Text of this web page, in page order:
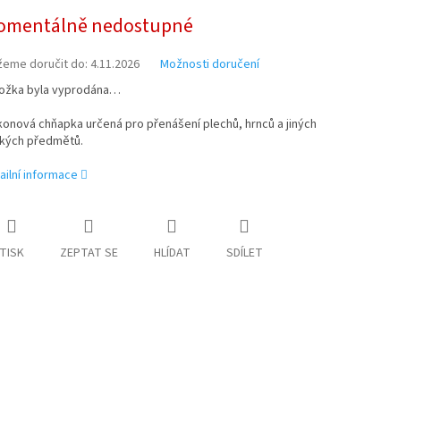
nedostupné
doručit do: 4.11.2026
Možnosti doručení
byla vyprodána…
chňapka určená pro přenášení plechů, hrnců a jiných
předmětů.
informace
TISK ZEPTAT SE HLÍDAT SDÍLET